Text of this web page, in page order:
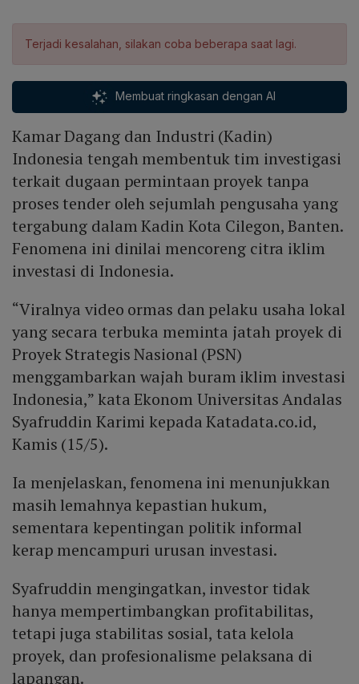
Terjadi kesalahan, silakan coba beberapa saat lagi.
Membuat ringkasan dengan AI
Kamar Dagang dan Industri (Kadin)
Indonesia tengah membentuk tim investigasi
terkait dugaan permintaan proyek tanpa
proses tender oleh sejumlah pengusaha yang
tergabung dalam Kadin Kota Cilegon, Banten.
Fenomena ini dinilai mencoreng citra iklim
investasi di Indonesia.
“Viralnya video ormas dan pelaku usaha lokal
yang secara terbuka meminta jatah proyek di
Proyek Strategis Nasional (PSN)
menggambarkan wajah buram iklim investasi
Indonesia,” kata Ekonom Universitas Andalas
Syafruddin Karimi kepada Katadata.co.id,
Kamis (15/5).
Ia menjelaskan, fenomena ini menunjukkan
masih lemahnya kepastian hukum,
sementara kepentingan politik informal
kerap mencampuri urusan investasi.
Syafruddin mengingatkan, investor tidak
hanya mempertimbangkan profitabilitas,
tetapi juga stabilitas sosial, tata kelola
proyek, dan profesionalisme pelaksana di
lapangan.